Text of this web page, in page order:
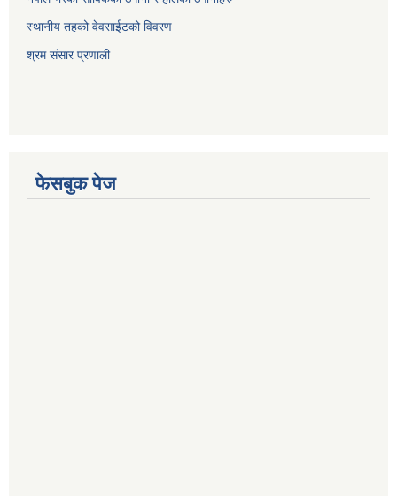
स्थानीय तहको वेवसाईटको विवरण
श्रम संसार प्रणाली
फेसबुक पेज